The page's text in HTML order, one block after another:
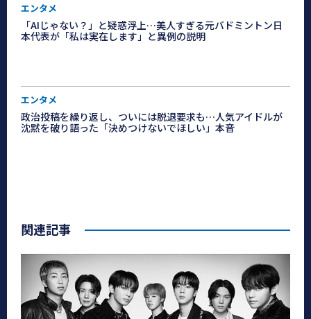
エンタメ
「AIじゃない？」と疑惑浮上…美人すぎる元バドミントン日
本代表が「私は実在します」と異例の説明
エンタメ
政治投稿を繰り返し、ついには脱退要求も…人気アイドルが
沈黙を破り語った「決めつけないでほしい」本音
関連記事